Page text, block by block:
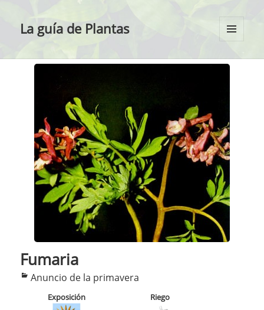
La guía de Plantas
WIDGETS
Fumaria
Categorías
Anuncio de la primavera
Exposición Riego